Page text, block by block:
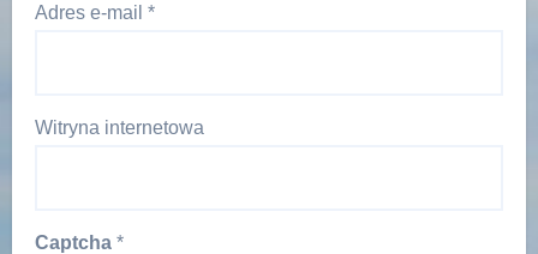
Adres e-mail *
Witryna internetowa
Captcha *